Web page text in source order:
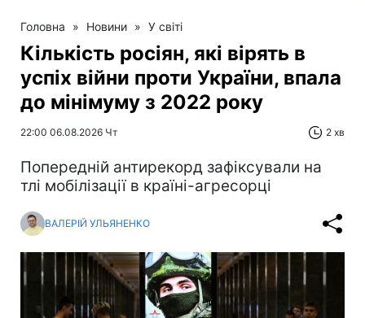
Головна » Новини » У світі
Кількість росіян, які вірять в
успіх війни проти України, впала
до мінімуму з 2022 року
22:00 06.08.2026 Чт 2 хв
Попередній антирекорд зафіксували на
тлі мобілізації в країні-агресорці
ВАЛЕРІЙ УЛЬЯНЕНКО